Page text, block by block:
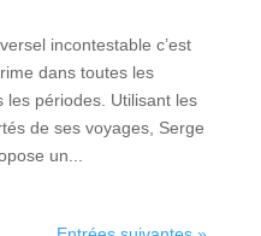
incontestable c’est
dans toutes les
périodes. Utilisant les
de ses voyages, Serge
un...